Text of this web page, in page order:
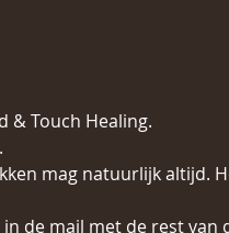
& Touch Healing.
mag natuurlijk altijd.
de mail met de rest